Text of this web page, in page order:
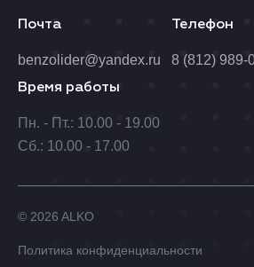
Время работы
Пн. - Пт.: 10.00 - 19.00
Сб.: 10.00 - 17.00
Почта
benzolider@yandex.ru
Телефон
8 (812) 989-
© 2026 ALKO
Политика конфиденциальности